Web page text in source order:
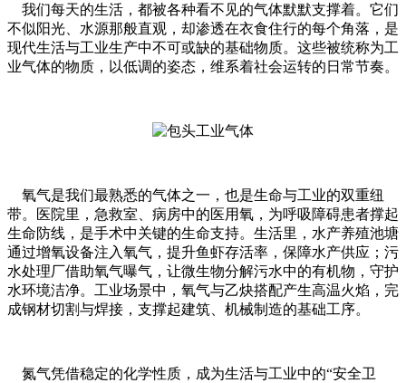
我们每天的生活，都被各种看不见的气体默默支撑着。它们
不似阳光、水源那般直观，却渗透在衣食住行的每个角落，是
现代生活与工业生产中不可或缺的基础物质。这些被统称为工
业气体的物质，以低调的姿态，维系着社会运转的日常节奏。
氧气是我们最熟悉的气体之一，也是生命与工业的双重纽
带。医院里，急救室、病房中的医用氧，为呼吸障碍患者撑起
生命防线，是手术中关键的生命支持。生活里，水产养殖池塘
通过增氧设备注入氧气，提升鱼虾存活率，保障水产供应；污
水处理厂借助氧气曝气，让微生物分解污水中的有机物，守护
水环境洁净。工业场景中，氧气与乙炔搭配产生高温火焰，完
成钢材切割与焊接，支撑起建筑、机械制造的基础工序。
氮气凭借稳定的化学性质，成为生活与工业中的“安全卫